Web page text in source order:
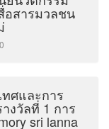
อสารมวลชน
ศและการ
งวัลที่ 1 การ
sri lanna